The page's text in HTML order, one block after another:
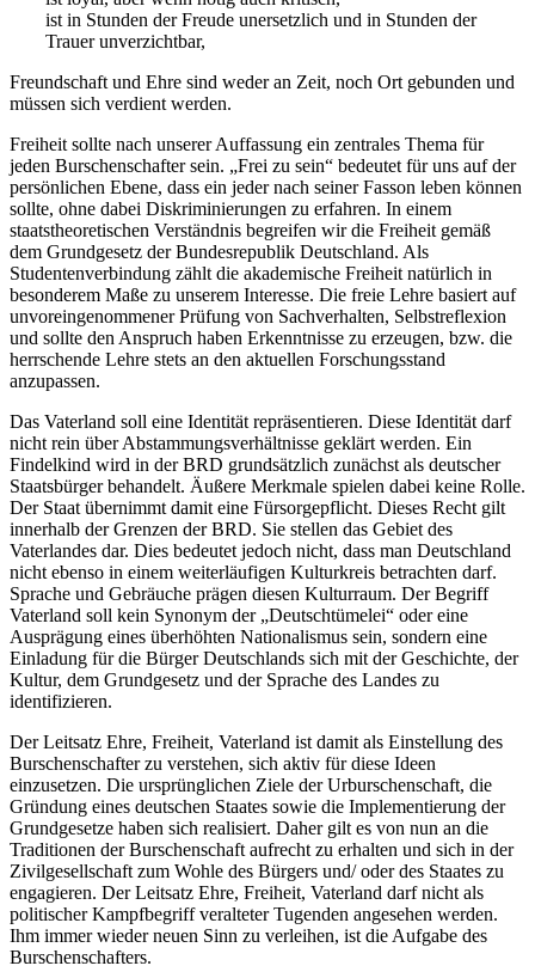
ist in Stunden der Freude unersetzlich und in Stunden der
Trauer unverzichtbar,
Freundschaft und Ehre sind weder an Zeit, noch Ort gebunden und
müssen sich verdient werden.
Freiheit sollte nach unserer Auffassung ein zentrales Thema für
jeden Burschenschafter sein. „Frei zu sein“ bedeutet für uns auf der
persönlichen Ebene, dass ein jeder nach seiner Fasson leben können
sollte, ohne dabei Diskriminierungen zu erfahren. In einem
staatstheoretischen Verständnis begreifen wir die Freiheit gemäß
dem Grundgesetz der Bundesrepublik Deutschland. Als
Studentenverbindung zählt die akademische Freiheit natürlich in
besonderem Maße zu unserem Interesse. Die freie Lehre basiert auf
unvoreingenommener Prüfung von Sachverhalten, Selbstreflexion
und sollte den Anspruch haben Erkenntnisse zu erzeugen, bzw. die
herrschende Lehre stets an den aktuellen Forschungsstand
anzupassen.
Das Vaterland soll eine Identität repräsentieren. Diese Identität darf
nicht rein über Abstammungsverhältnisse geklärt werden. Ein
Findelkind wird in der BRD grundsätzlich zunächst als deutscher
Staatsbürger behandelt. Äußere Merkmale spielen dabei keine Rolle.
Der Staat übernimmt damit eine Fürsorgepflicht. Dieses Recht gilt
innerhalb der Grenzen der BRD. Sie stellen das Gebiet des
Vaterlandes dar. Dies bedeutet jedoch nicht, dass man Deutschland
nicht ebenso in einem weiterläufigen Kulturkreis betrachten darf.
Sprache und Gebräuche prägen diesen Kulturraum. Der Begriff
Vaterland soll kein Synonym der „Deutschtümelei“ oder eine
Ausprägung eines überhöhten Nationalismus sein, sondern eine
Einladung für die Bürger Deutschlands sich mit der Geschichte, der
Kultur, dem Grundgesetz und der Sprache des Landes zu
identifizieren.
Der Leitsatz Ehre, Freiheit, Vaterland ist damit als Einstellung des
Burschenschafter zu verstehen, sich aktiv für diese Ideen
einzusetzen. Die ursprünglichen Ziele der Urburschenschaft, die
Gründung eines deutschen Staates sowie die Implementierung der
Grundgesetze haben sich realisiert. Daher gilt es von nun an die
Traditionen der Burschenschaft aufrecht zu erhalten und sich in der
Zivilgesellschaft zum Wohle des Bürgers und/ oder des Staates zu
engagieren. Der Leitsatz Ehre, Freiheit, Vaterland darf nicht als
politischer Kampfbegriff veralteter Tugenden angesehen werden.
Ihm immer wieder neuen Sinn zu verleihen, ist die Aufgabe des
Burschenschafters.